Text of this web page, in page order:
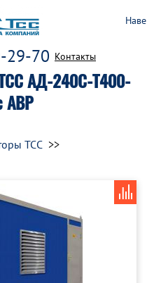
АД-240С-Т400-
АВР
29-70 Контакты
ТСС